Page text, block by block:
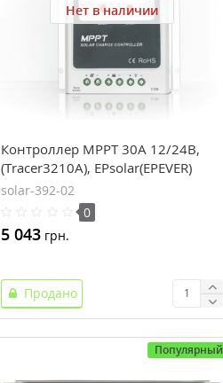
Нет в наличии
Контроллер MPPT 30A 12/24В,
(Tracer3210A), EPsolar(EPEVER)
solar-392-02
0
5 043грн.
Продано
Популярный